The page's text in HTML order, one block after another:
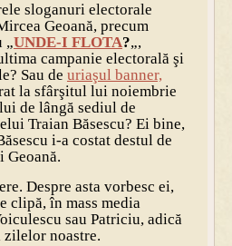
sloganuri electorale
Geoană, precum
„UNDE-I FLOTA?„,
campanie electorală şi
Sau de uriaşul banner,
la sfârşitul lui noiembrie
de lângă sediul de
Traian Băsescu? Ei bine,
i-a costat destul de
Despre asta vorbesc ei,
clipă, în mass media
sau Patriciu, adică
noastre.